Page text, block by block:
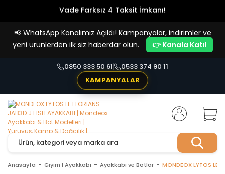
Vade Farksız 4 Taksit İmkanı!
📢 WhatsApp Kanalımız Açıldı! Kampanyalar, indirimler ve
yeni ürünlerden ilk siz haberdar olun.
👉 Kanala Katıl
0850 333 50 61
0533 374 90 11
KAMPANYALAR
Anasayfa Giyim I Ayakkabı Ayakkabı ve Botlar MONDEOX LYTOS LE